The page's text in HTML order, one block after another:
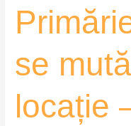
se
locație
se
într-
o
nouă
locație